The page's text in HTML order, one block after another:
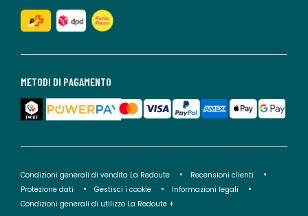
METODI DI PAGAMENTO
Condizioni generali di vendita La Redoute
Recensioni clienti
Protezione dati
Gestisci i cookie
Informazioni legali
Condizioni generali di utilizzo La Redoute +